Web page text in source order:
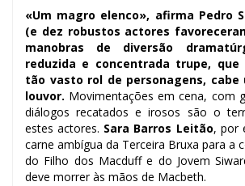
«Um magro elenco», afirma Pedro
(e dez robustos actores
manobras de diversão
reduzida e concentrada trupe,
tão vasto rol de personagens, cabe
louvor. Movimentações em cena, com
diálogos recatados e irosos são o
estes actores. Sara Barros Leitão, por
carne ambígua da Terceira Bruxa para a
do Filho dos Macduff e do Jovem
deve morrer às mãos de Macbeth.